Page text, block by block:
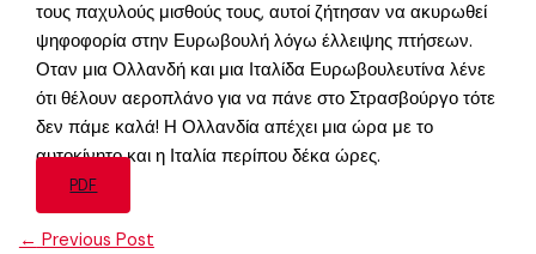
τους παχυλούς μισθούς τους, αυτοί ζήτησαν να ακυρωθεί
ψηφοφορία στην Ευρωβουλή λόγω έλλειψης πτήσεων.
Οταν μια Ολλανδή και μια Ιταλίδα Ευρωβουλευτίνα λένε
ότι θέλουν αεροπλάνο για να πάνε στο Στρασβούργο τότε
δεν πάμε καλά! Η Ολλανδία απέχει μια ώρα με το
αυτοκίνητο και η Ιταλία περίπου δέκα ώρες.
PDF
← Previous Post